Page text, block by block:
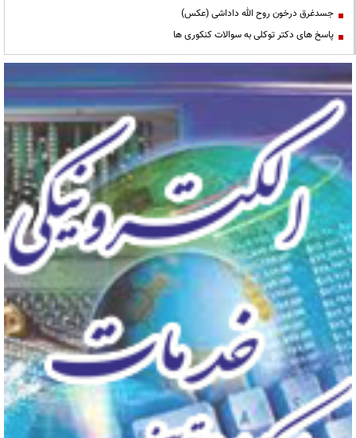
جسدغرق درخون روح الله داداشی (عکس)
پاسخ های دکتر توکلی به سوالات کنکوری ها